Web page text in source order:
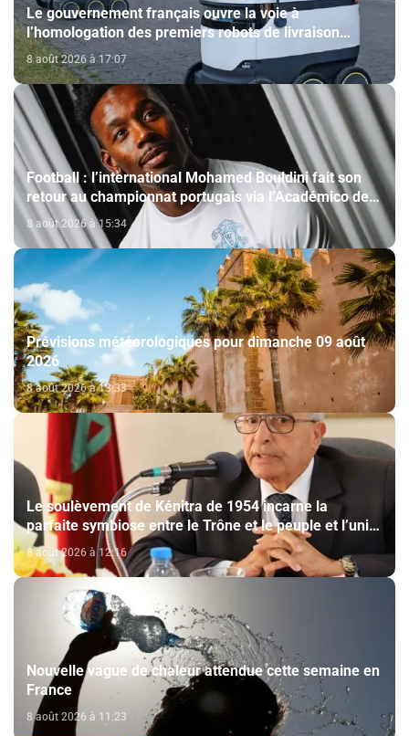
Le gouvernement français ouvre la voie à
l’homologation des premiers robots de livraison
autonome
8 août 2026 à 17:07
Football : l’international Mohamed Bouldini fait son
retour au championnat portugais via l’Académico de
Viseu
8 août 2026 à 15:34
Prévisions météorologiques pour dimanche 09 août
2026
8 août 2026 à 13:33
Le soulèvement de Kénitra de 1954 incarne la
parfaite symbiose entre le Trône et le peuple et l’unité
de volonté et de destin (M. El Ktiri)
8 août 2026 à 12:16
Nouvelle vague de chaleur attendue cette semaine en
France
8 août 2026 à 11:23